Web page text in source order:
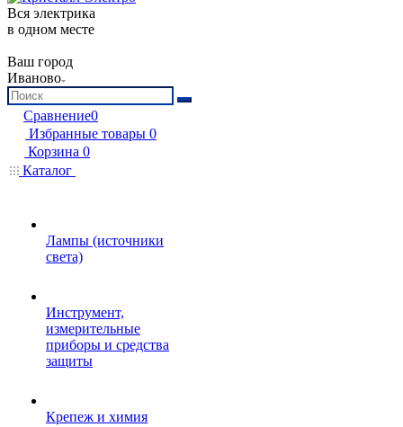
Вся электрика
в одном месте
Ваш город
Иваново
Сравнение0
Избранные товары 0
Корзина 0
Каталог
Лампы (источники
света)
Инструмент,
измерительные
приборы и средства
защиты
Крепеж и химия